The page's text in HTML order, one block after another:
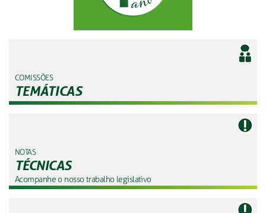
COMISSÕES
TEMÁTICAS
NOTAS
TÉCNICAS
Acompanhe o nosso trabalho legislativo